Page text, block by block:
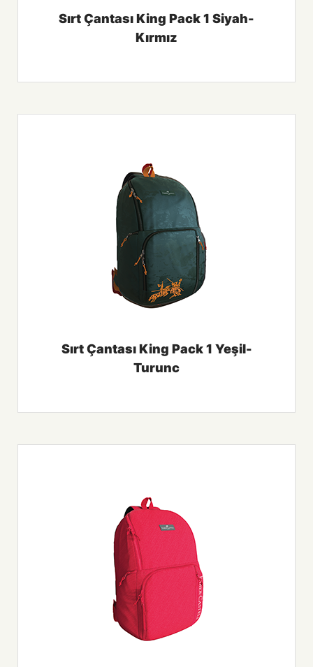
Sırt Çantası King Pack 1 Siyah-
Kırmız
Sırt Çantası King Pack 1 Yeşil-
Turunc